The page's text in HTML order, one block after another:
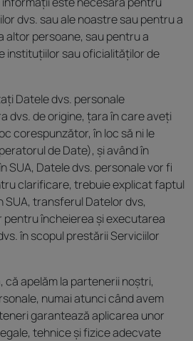
dvs. sau ale noastre sau pentru a
altor persoane, sau pentru a
instituțiilor sau oficialităților de
Datele dvs. personale
dvs. de origine, țara în care aveți
corespunzător, în loc să ni le
de Date), și având în
SUA, Datele dvs. personale vor fi
clarificare, trebuie explicat faptul
transferul Datelor dvs,
încheierea și executarea
în scopul prestării Serviciilor
că apelăm la partenerii noștri,
numai atunci când avem
garantează aplicarea unor
tehnice și fizice adecvate